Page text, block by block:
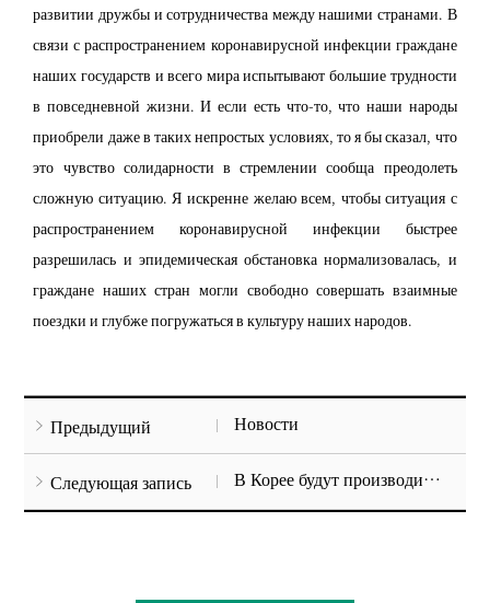
развитии дружбы и сотрудничества между нашими странами. В
связи с распространением коронавирусной инфекции граждане
наших государств и всего мира испытывают большие трудности
в повседневной жизни. И если есть что-то, что наши народы
приобрели даже в таких непростых условиях, то я бы сказал, что
это чувство солидарности в стремлении сообща преодолеть
сложную ситуацию. Я искренне желаю всем, чтобы ситуация с
распространением коронавирусной инфекции быстрее
разрешилась и эпидемическая обстановка нормализовалась, и
граждане наших стран могли свободно совершать взаимные
поездки и глубже погружаться в культуру наших народов.
Предыдущий Новости
Следующая запись В Корее будут производить "Спутник V"